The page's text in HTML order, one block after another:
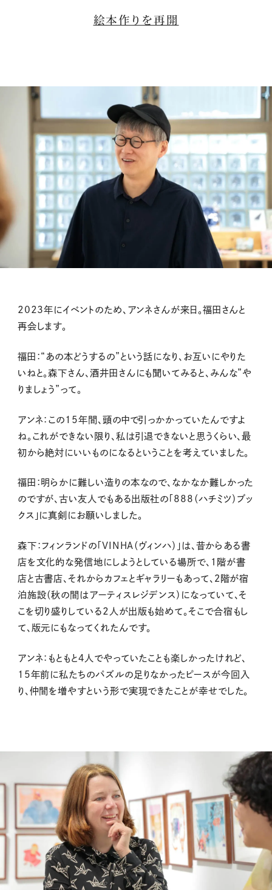
絵本作りを再開
2023年にイベントのため、アンネさんが来日。福田さんと
再会します。
福田：“あの本どうするの”という話になり、お互いにやりた
いねと。森下さん、酒井田さんにも聞いてみると、みんな”や
りましょう”って。
アンネ：この15年間、頭の中で引っかかっていたんですよ
ね。これができない限り、私は引退できないと思うくらい、最
初から絶対にいいものになるということを考えていました。
福田：明らかに難しい造りの本なので、なかなか難しかった
のですが、古い友人でもある出版社の「888（ハチミツ）ブッ
クス」に真剣にお願いしました。
森下：フィンランドの「VINHA（ヴィンハ）」は、昔からある書
店を文化的な発信地にしようとしている場所で、１階が書
店と古書店、それからカフェとギャラリーもあって、２階が宿
泊施設（秋の間はアーティスレジデンス）になっていて、そ
こを切り盛りしている2人が出版も始めて。そこで合宿もし
て、版元にもなってくれたんです。
アンネ：もともと４人でやっていたことも楽しかったけれど、
15年前に私たちのパズルの足りなかったピースが今回入
り、仲間を増やすという形で実現できたことが幸せでした。